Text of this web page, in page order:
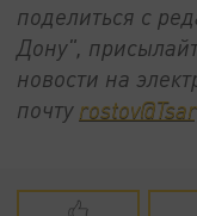
поделиться с
Дону",
новости на
почту